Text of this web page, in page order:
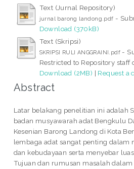
Text (Jurnal Repository)
jurnal barong landong.pdf -
Download (370kB)
Text (Skripsi)
SKRIPSI RULI ANGGRAINI.pdf -
Restricted to Repository staff
Download (2MB) | Request a
Abstract
Latar belakang penelitian ini adalah
badan musyawarah adat Bengkulu
Kesenian Barong Landong di Kota
lembaga adat sangat penting dalam
dan kebudayaan serta menyebar
Tujuan dan rumusan masalah